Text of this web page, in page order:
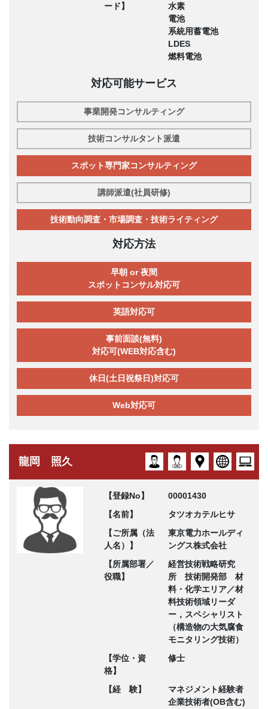
ード】
水素
電池
系統用蓄電池
LDES
燃料電池
対応可能サービス
事業開発コンサルティング
技術コンサルタント派遣
スポット専門家コンサルティング
講師派遣(社員研修)
技術動向調査・市場調査・技術ライティング
対応方法
早朝 or 夜間
スポットコンサル対応可
英語対応可
事前面談(無料)
対応可(WEB対応含む)
休日(土日祝祭日)対応可
Web対応可
龍岡 照久
【登録No】
00001430
【名前】
タツオカテルヒサ
【ご所属（法
人名）】
東京電力ホールディ
ングス株式会社
【所属部署／
役職】
経営技術戦略研究
所 技術開発部 材
料・化学エリア／材
料技術領域リーダ
ー，スペシャリスト
（構造物の大気腐食
モニタリング技術）
【学位・資
格】
修士
【経 験】
マネジメント経験者
企業技術者(OB含む)